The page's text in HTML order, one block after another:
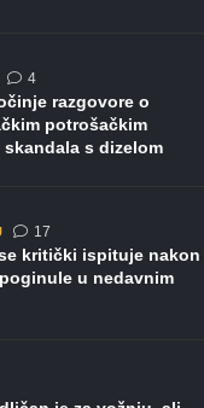
4komentara
razgovore o
potrošačkim
s dizelom
17komentara
kritički ispituje nakon
u nedavnim